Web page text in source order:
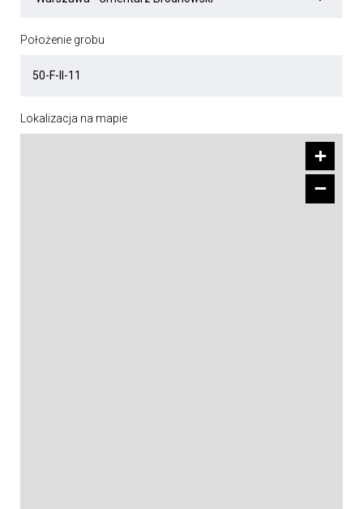
Położenie grobu
Lokalizacja na mapie
+
−